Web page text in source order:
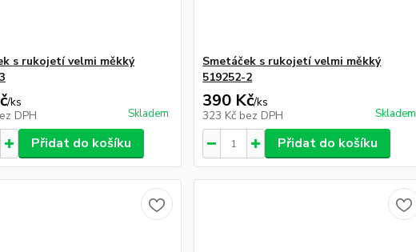
s rukojetí velmi měkký
/ks
DPH
Skladem
Přidat do košíku
Smetáček s rukojetí velmi měkký
519252-2
390 Kč/ks
323 Kč bez DPH Skladem
Přidat do košíku